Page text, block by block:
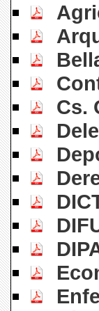
Cs.